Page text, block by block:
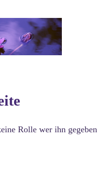
Rolle wer ihn gegeben